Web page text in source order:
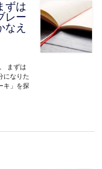
ずは
レー
え
まずは
になりた
キ」を探